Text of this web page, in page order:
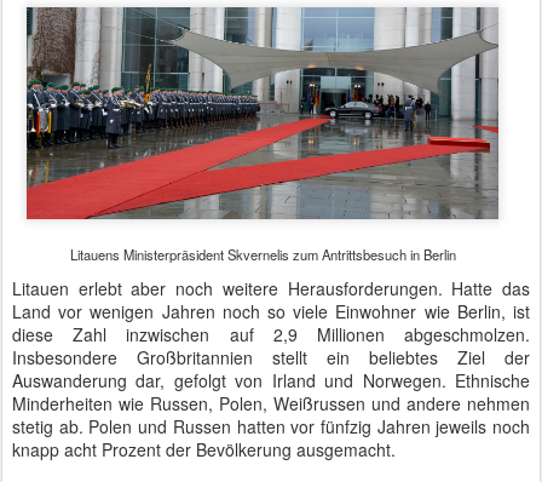
Litauens Ministerpräsident Skvernelis zum Antrittsbesuch in Berlin
Litauen erlebt aber noch weitere Herausforderungen. Hatte das
Land vor wenigen Jahren noch so viele Einwohner wie Berlin, ist
diese Zahl inzwischen auf 2,9 Millionen abgeschmolzen.
Insbesondere Großbritannien stellt ein beliebtes Ziel der
Auswanderung dar, gefolgt von Irland und Norwegen. Ethnische
Minderheiten wie Russen, Polen, Weißrussen und andere nehmen
stetig ab. Polen und Russen hatten vor fünfzig Jahren jeweils noch
knapp acht Prozent der Bevölkerung ausgemacht.